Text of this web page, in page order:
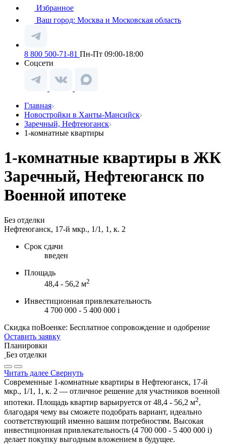
Избранное
Ваш город: Москва и Московская область
8 800 500-71-81 Пн-Пт 09:00-18:00
Соцсети
Главная
Новостройки в Ханты-Мансийск
Заречный, Нефтеюганск
1-комнатные квартиры
1-комнатные квартиры в ЖК
Заречный, Нефтеюганск по
Военной ипотеке
Без отделки
Нефтеюганск, 17-й мкр., 1/1, 1, к. 2
Срок сдачи
введен
Площадь
48,4 - 56,2 м2
Инвестиционная привлекательность
4 700 000 - 5 400 000 i
Скидка поВоенке: Бесплатное сопровождение и одобрение
Оставить заявку
Планировки
Без отделки
Читать далее Свернуть
Современные 1-комнатные квартиры в Нефтеюганск, 17-й
мкр., 1/1, 1, к. 2 — отличное решение для участников военной
ипотеки. Площадь квартир варьируется от 48,4 - 56,2 м2,
благодаря чему вы сможете подобрать вариант, идеально
соответствующий именно вашим потребностям. Высокая
инвестиционная привлекательность (4 700 000 - 5 400 000 i)
делает покупку выгодным вложением в будущее.